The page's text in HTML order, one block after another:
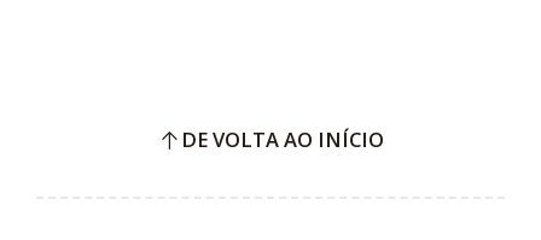
DE VOLTA AO INÍCIO